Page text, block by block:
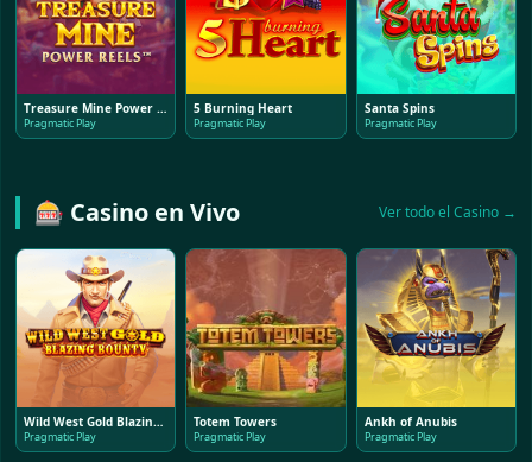
Treasure Mine Power Reels
Pragmatic Play
5 Burning Heart
Pragmatic Play
Santa Spins
Pragmatic Play
🎰 Casino en Vivo Ver todo el Casino →
Wild West Gold Blazing Bounty
Pragmatic Play
Totem Towers
Pragmatic Play
Ankh of Anubis
Pragmatic Play